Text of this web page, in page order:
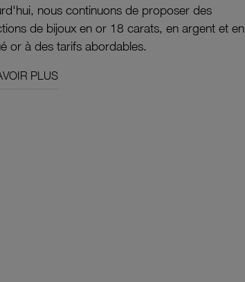
nous continuons de proposer des
de bijoux en or 18 carats, en argent et en
or à des tarifs abordables.
PLUS